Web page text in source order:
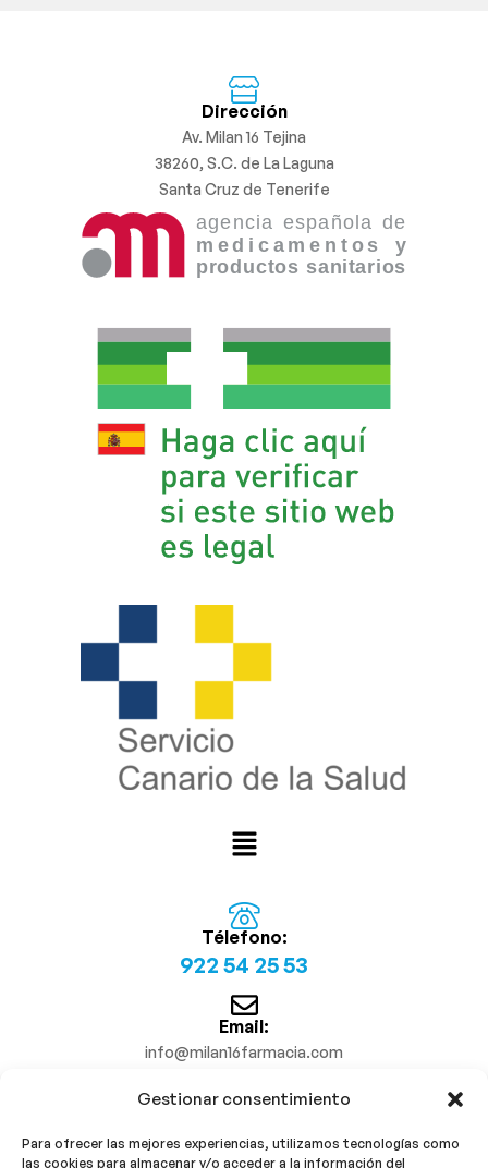
Gestionar consentimiento
Para ofrecer las mejores experiencias, utilizamos tecnologías como
las cookies para almacenar y/o acceder a la información del
Dirección
Av. Milan 16 Tejina
38260, S.C. de La Laguna
Santa Cruz de Tenerife
Télefono:
922 54 25 53
Email:
info@milan16farmacia.com
¡Síguenos!